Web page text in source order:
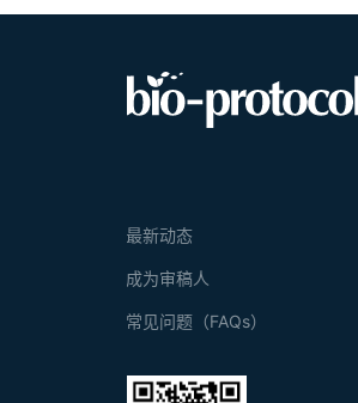
最新动态
成为审稿人
常见问题（FAQs）